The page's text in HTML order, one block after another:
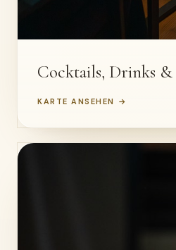
Cocktails, Drinks &
KARTE ANSEHEN →